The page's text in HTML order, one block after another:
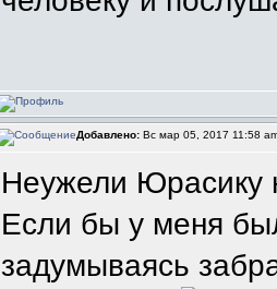
Добавлено: Вс мар 05, 2017 11:58
Неужели Юрасику
Если бы у меня
задумываясь